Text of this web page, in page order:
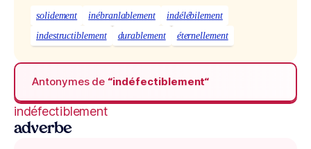
solidement inébranlablement
indélébilement
indestructiblement
durablement éternellement
Antonymes de “indéfectiblement“
indéfectiblement
adverbe